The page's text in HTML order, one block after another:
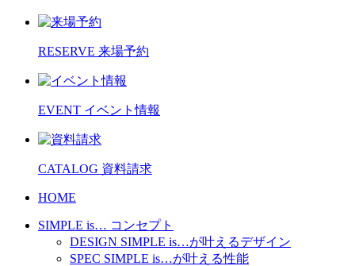
RESERVE 来場予約
EVENT イベント情報
CATALOG 資料請求
HOME
SIMPLE is… コンセプト
DESIGN SIMPLE is…が叶えるデザイン
SPEC SIMPLE is…が叶える性能